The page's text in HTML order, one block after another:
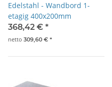
Edelstahl - Wandbord 1-
etagig 400x200mm
368,42 € *
netto 309,60 € *